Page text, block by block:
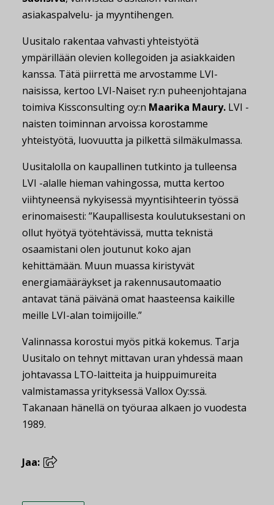
asiakaspalvelu- ja myyntihengen.
Uusitalo rakentaa vahvasti yhteistyötä
ympärillään olevien kollegoiden ja asiakkaiden
kanssa. Tätä piirrettä me arvostamme LVI-
naisissa, kertoo LVI-Naiset ry:n puheenjohtajana
toimiva Kissconsulting oy:n Maarika Maury. LVI -
naisten toiminnan arvoissa korostamme
yhteistyötä, luovuutta ja pilkettä silmäkulmassa.
Uusitalolla on kaupallinen tutkinto ja tulleensa
LVI -alalle hieman vahingossa, mutta kertoo
viihtyneensä nykyisessä myyntisihteerin työssä
erinomaisesti: ”Kaupallisesta koulutuksestani on
ollut hyötyä työtehtävissä, mutta teknistä
osaamistani olen joutunut koko ajan
kehittämään. Muun muassa kiristyvät
energiamääräykset ja rakennusautomaatio
antavat tänä päivänä omat haasteensa kaikille
meille LVI-alan toimijoille.”
Valinnassa korostui myös pitkä kokemus. Tarja
Uusitalo on tehnyt mittavan uran yhdessä maan
johtavassa LTO-laitteita ja huippuimureita
valmistamassa yrityksessä Vallox Oy:ssä.
Takanaan hänellä on työuraa alkaen jo vuodesta
1989.
Jaa: